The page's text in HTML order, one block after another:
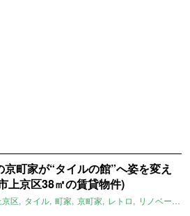
京町家が“タイルの館”へ姿を変え
上京区38㎡の賃貸物件)
京区 タイル 町家 京町家 レトロ リノベーション